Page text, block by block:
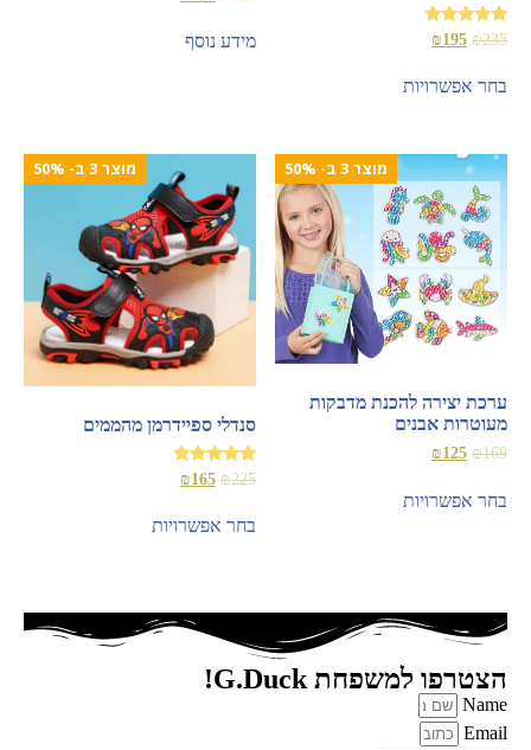
דורג₪235
₪195
בחר אפשרויות
מידע נוסף
מוצר 3 ב- 50%
ערכת יצירה להכנת מדבקות
מעוטרות אבנים
₪169
₪125
בחר אפשרויות
מוצר 3 ב- 50%
סנדלי ספיידרמן מהממים
דורג₪225
₪165
בחר אפשרויות
הצטרפו למשפחת G.Duck!
Name
Email